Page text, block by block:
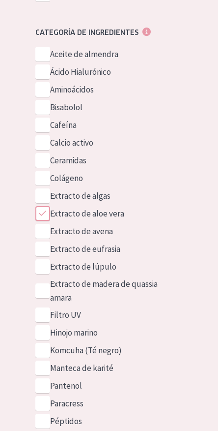
CATEGORÍA DE INGREDIENTES
Aceite de almendra
Ácido Hialurónico
Aminoácidos
Bisabolol
Cafeína
Calcio activo
Ceramidas
Colágeno
Extracto de algas
Extracto de aloe vera
Extracto de avena
Extracto de eufrasia
Extracto de lúpulo
Extracto de madera de quassia
amara
Filtro UV
Hinojo marino
Komcuha (Té negro)
Manteca de karité
Pantenol
Paracress
Péptidos